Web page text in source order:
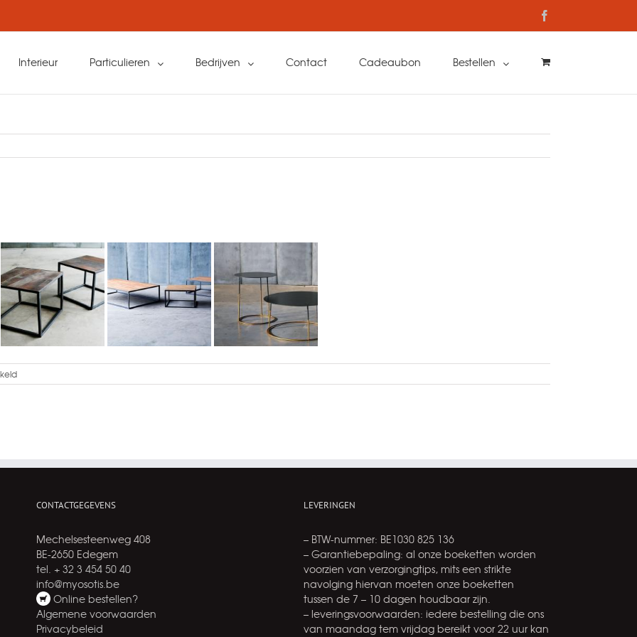
Interieur Particulieren Bedrijven Contact Cadeaubon Bestellen
voor
Interieur
CONTACTGEGEVENS
Mechelsesteenweg 408
BE-2650 Edegem
tel. + 32 3 454 50 40
info@myosotis.be
Online bestellen?
Algemene voorwaarden
Privacybeleid
LEVERINGEN
– BTW-nummer: BE1030 825 136
– Garantiebepaling: al onze boeketten worden
voorzien van verzorgingtips, mits een strikte
navolging hiervan moeten onze boeketten
tussen de 7 – 10 dagen houdbaar zijn.
– leveringsvoorwaarden: iedere bestelling die ons
van maandag tem vrijdag bereikt voor 22 uur kan